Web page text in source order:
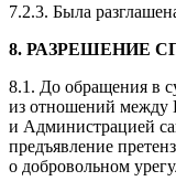
7.2.3. Была
8. РАЗРЕШЕНИЕ
8.1. До обращения в
из отношений между
и Администрацией
предъявление
о добровольном